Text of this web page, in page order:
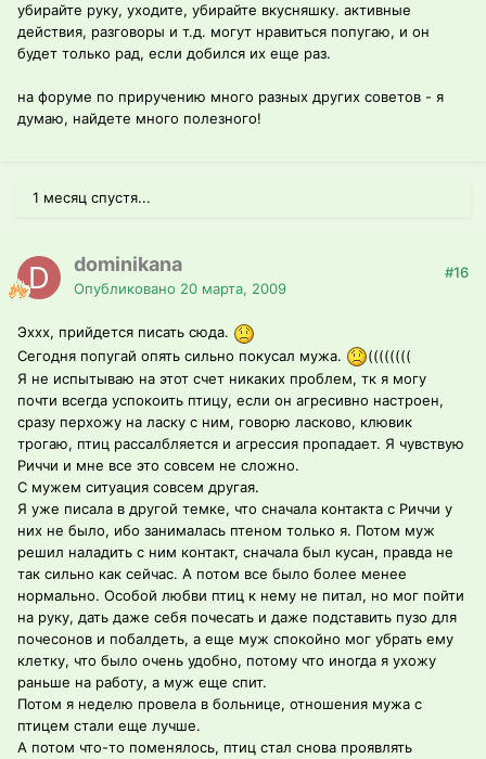
убирайте руку, уходите, убирайте вкусняшку. активные
действия, разговоры и т.д. могут нравиться попугаю, и он
будет только рад, если добился их еще раз.
на форуме по приручению много разных других советов - я
думаю, найдете много полезного!
1 месяц спустя...
dominikana
Опубликовано 20 марта, 2009
#16
Эххх, прийдется писать сюда.
Сегодня попугай опять сильно покусал мужа.
((((((((
Я не испытываю на этот счет никаких проблем, тк я могу
почти всегда успокоить птицу, если он агресивно настроен,
сразу перхожу на ласку с ним, говорю ласково, клювик
трогаю, птиц рассалбляется и агрессия пропадает. Я чувствую
Риччи и мне все это совсем не сложно.
С мужем ситуация совсем другая.
Я уже писала в другой темке, что сначала контакта с Риччи у
них не было, ибо занималась птеном только я. Потом муж
решил наладить с ним контакт, сначала был кусан, правда не
так сильно как сейчас. А потом все было более менее
нормально. Особой любви птиц к нему не питал, но мог пойти
на руку, дать даже себя почесать и даже подставить пузо для
почесонов и побалдеть, а еще муж спокойно мог убрать ему
клетку, что было очень удобно, потому что иногда я ухожу
раньше на работу, а муж еще спит.
Потом я неделю провела в больнице, отношения мужа с
птицем стали еще лучше.
А потом что-то поменялось, птиц стал снова проявлять